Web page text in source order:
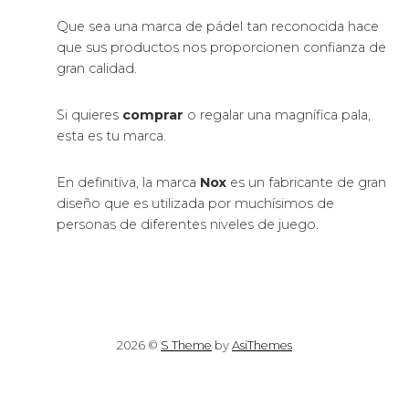
Que sea una marca de pádel tan reconocida hace
que sus productos nos proporcionen confianza de
gran calidad.
Si quieres comprar o regalar una magnífica pala,
esta es tu marca.
En definitiva, la marca Nox es un fabricante de gran
diseño que es utilizada por muchísimos de
personas de diferentes niveles de juego.
2026 © S Theme by AsiThemes